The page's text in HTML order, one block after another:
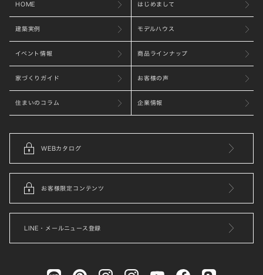
HOME はじめまして
建築実例 モデルハウス
イベント情報 商品ラインナップ
家づくりガイド お客様の声
住まいのコラム 企業情報
WEBカタログ
お客様限定コンテンツ
LINE・メールニュース登録